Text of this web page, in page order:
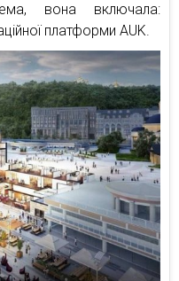
вона включала:
платформи AUK.